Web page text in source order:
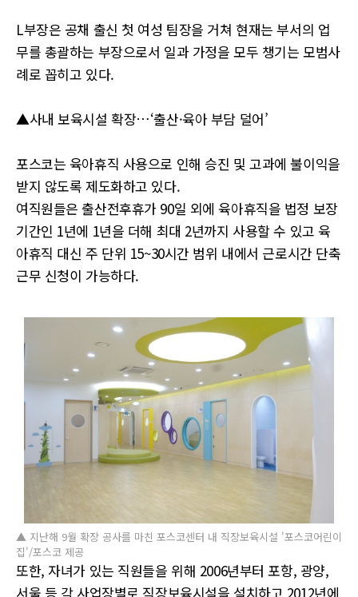
L부장은 공채 출신 첫 여성 팀장을 거쳐 현재는 부서의 업
무를 총괄하는 부장으로서 일과 가정을 모두 챙기는 모범사
례로 꼽히고 있다.
▲사내 보육시설 확장…‘출산·육아 부담 덜어’
포스코는 육아휴직 사용으로 인해 승진 및 고과에 불이익을
받지 않도록 제도화하고 있다.
여직원들은 출산전후휴가 90일 외에 육아휴직을 법정 보장
기간인 1년에 1년을 더해 최대 2년까지 사용할 수 있고 육
아휴직 대신 주 단위 15~30시간 범위 내에서 근로시간 단축
근무 신청이 가능하다.
▲ 지난해 9월 확장 공사를 마친 포스코센터 내 직장보육시설 '포스코어린이
집'/포스코 제공
또한, 자녀가 있는 직원들을 위해 2006년부터 포항, 광양,
서울 등 각 사업장별로 직장보육시설을 설치하고 2012년에